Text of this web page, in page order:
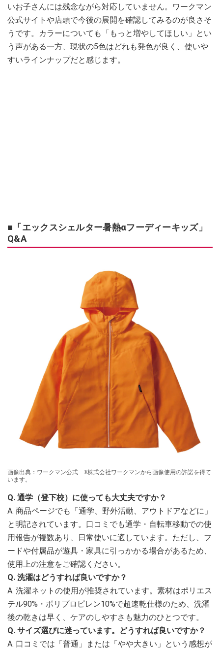
いお子さんには残念ながら対応していません。ワークマン
公式サイトや店頭で今後の展開を確認してみるのが良さそ
うです。カラーについても「もっと増やしてほしい」とい
う声がある一方、現状の5色はどれも発色が良く、使いや
すいラインナップだと感じます。
■「エックスシェルター暑熱αフーディーキッズ」
Q&A
画像出典：ワークマン公式 ※株式会社ワークマンから画像使用の許諾を得て
います。
Q. 通学（登下校）に使っても大丈夫ですか？
A. 商品ページでも「通学、野外活動、アウトドアなどに」
と明記されています。口コミでも通学・自転車移動での使
用報告が複数あり、日常使いに適しています。ただし、フ
ードや付属品が遊具・家具に引っかかる場合があるため、
使用上の注意をご確認ください。
Q. 洗濯はどうすれば良いですか？
A. 洗濯ネットの使用が推奨されています。素材はポリエス
テル90%・ポリプロピレン10%で超速乾仕様のため、洗濯
後の乾きは早く、ケアのしやすさも魅力のひとつです。
Q. サイズ選びに迷っています。どうすれば良いですか？
A. 口コミでは「普通」または「やや大きい」という感想が